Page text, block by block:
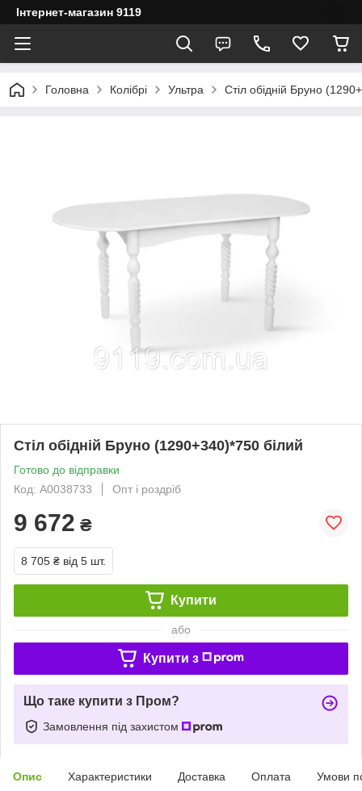
Інтернет-магазин 9119
Головна Колібрі Ультра Стіл обідній Бруно
Стіл обідній Бруно (1290+340)*750 білий
Готово до відправки
Код: А0038733
Опт і роздріб
9 672 ₴
8 705 ₴ від 5 шт.
Купити
або
Купити з
Що таке купити з Пром?
Замовлення під захистом
Опис Характеристики Доставка Оплата Умови